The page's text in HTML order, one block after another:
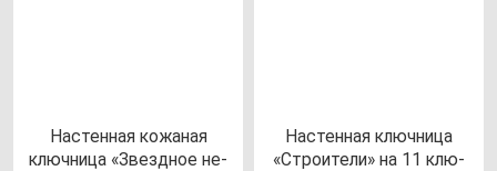
Нас­тен­ная ко­жа­ная
ключ­ни­ца «Звез­дное не­
Нас­тен­ная ключ­ни­ца
«Стро­ите­ли» на 11 клю­